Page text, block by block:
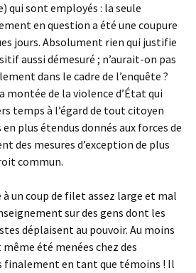
qui sont employés : la seule
en question a été une coupure
jours. Absolument rien qui justifie
aussi démesuré ; n’aurait-on pas
dans le cadre de l’enquête ?
montée de la violence d’État qui
temps à l’égard de tout citoyen
plus étendus donnés aux forces de
des mesures d’exception de plus
commun.
un coup de filet assez large et mal
sur des gens dont les
déplaisent au pouvoir. Au moins
été menées chez des
finalement en tant que témoins ! Il